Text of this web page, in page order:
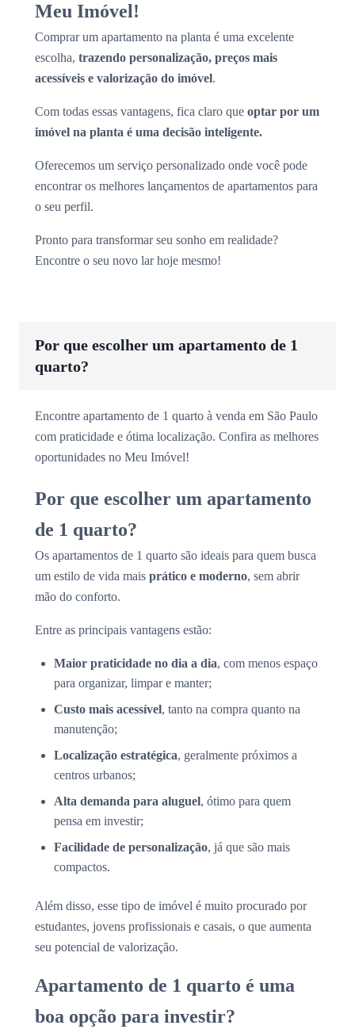
Meu Imóvel!
Comprar um apartamento na planta é uma excelente
escolha, trazendo personalização, preços mais
acessíveis e valorização do imóvel.
Com todas essas vantagens, fica claro que optar por um
imóvel na planta é uma decisão inteligente.
Oferecemos um serviço personalizado onde você pode
encontrar os melhores lançamentos de apartamentos para
o seu perfil.
Pronto para transformar seu sonho em realidade?
Encontre o seu novo lar hoje mesmo!
Por que escolher um apartamento de 1
quarto?
Encontre apartamento de 1 quarto à venda em São Paulo
com praticidade e ótima localização. Confira as melhores
oportunidades no Meu Imóvel!
Por que escolher um apartamento
de 1 quarto?
Os apartamentos de 1 quarto são ideais para quem busca
um estilo de vida mais prático e moderno, sem abrir
mão do conforto.
Entre as principais vantagens estão:
Maior praticidade no dia a dia, com menos espaço
para organizar, limpar e manter;
Custo mais acessível, tanto na compra quanto na
manutenção;
Localização estratégica, geralmente próximos a
centros urbanos;
Alta demanda para aluguel, ótimo para quem
pensa em investir;
Facilidade de personalização, já que são mais
compactos.
Além disso, esse tipo de imóvel é muito procurado por
estudantes, jovens profissionais e casais, o que aumenta
seu potencial de valorização.
Apartamento de 1 quarto é uma
boa opção para investir?